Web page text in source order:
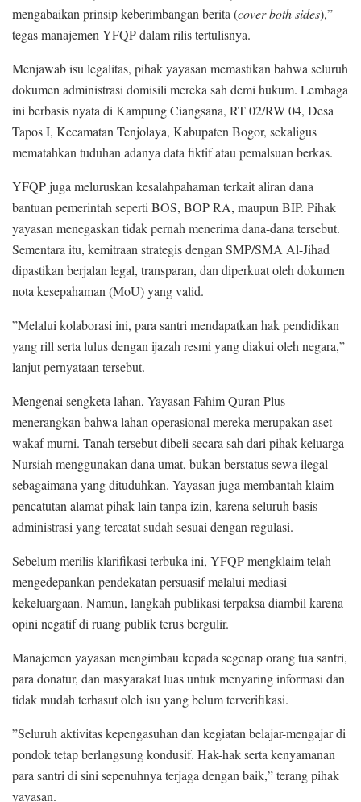
mengabaikan prinsip keberimbangan berita (cover both sides),”
tegas manajemen YFQP dalam rilis tertulisnya.
​Menjawab isu legalitas, pihak yayasan memastikan bahwa seluruh
dokumen administrasi domisili mereka sah demi hukum. Lembaga
ini berbasis nyata di Kampung Ciangsana, RT 02/RW 04, Desa
Tapos I, Kecamatan Tenjolaya, Kabupaten Bogor, sekaligus
mematahkan tuduhan adanya data fiktif atau pemalsuan berkas.
​YFQP juga meluruskan kesalahpahaman terkait aliran dana
bantuan pemerintah seperti BOS, BOP RA, maupun BIP. Pihak
yayasan menegaskan tidak pernah menerima dana-dana tersebut.
Sementara itu, kemitraan strategis dengan SMP/SMA Al-Jihad
dipastikan berjalan legal, transparan, dan diperkuat oleh dokumen
nota kesepahaman (MoU) yang valid.
​”Melalui kolaborasi ini, para santri mendapatkan hak pendidikan
yang rill serta lulus dengan ijazah resmi yang diakui oleh negara,”
lanjut pernyataan tersebut.
​Mengenai sengketa lahan, Yayasan Fahim Quran Plus
menerangkan bahwa lahan operasional mereka merupakan aset
wakaf murni. Tanah tersebut dibeli secara sah dari pihak keluarga
Nursiah menggunakan dana umat, bukan berstatus sewa ilegal
sebagaimana yang dituduhkan. Yayasan juga membantah klaim
pencatutan alamat pihak lain tanpa izin, karena seluruh basis
administrasi yang tercatat sudah sesuai dengan regulasi.
​Sebelum merilis klarifikasi terbuka ini, YFQP mengklaim telah
mengedepankan pendekatan persuasif melalui mediasi
kekeluargaan. Namun, langkah publikasi terpaksa diambil karena
opini negatif di ruang publik terus bergulir.
​Manajemen yayasan mengimbau kepada segenap orang tua santri,
para donatur, dan masyarakat luas untuk menyaring informasi dan
tidak mudah terhasut oleh isu yang belum terverifikasi.
​”Seluruh aktivitas kepengasuhan dan kegiatan belajar-mengajar di
pondok tetap berlangsung kondusif. Hak-hak serta kenyamanan
para santri di sini sepenuhnya terjaga dengan baik,” terang pihak
yayasan.